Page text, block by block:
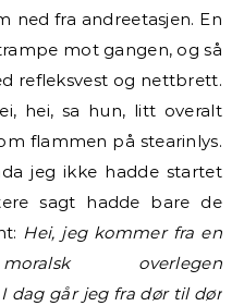
ned fra andreetasjen. En
mot gangen, og så
refleksvest og nettbrett.
hei, sa hun, litt overalt
flammen på stearinlys.
jeg ikke hadde startet
sagt hadde bare de
Hei, jeg kommer fra en
overlegen
dag går jeg fra dør til dør